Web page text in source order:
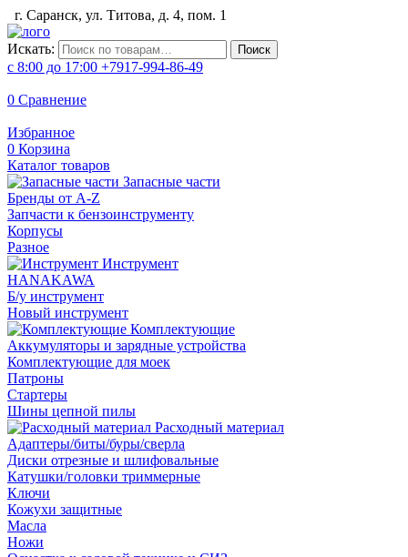
г. Саранск, ул. Титова, д. 4, пом. 1
Искать: Поиск
с 8:00 до 17:00 +7917-994-86-49
0 Сравнение
Избранное
0 Корзина
Каталог товаров
Запасные части
Бренды от A-Z
Запчасти к бензоинструменту
Корпусы
Разное
Инструмент
HANAKAWA
Б/у инструмент
Новый инструмент
Комплектующие
Аккумуляторы и зарядные устройства
Комплектующие для моек
Патроны
Стартеры
Шины цепной пилы
Расходный материал
Адаптеры/биты/буры/сверла
Диски отрезные и шлифовальные
Катушки/головки триммерные
Ключи
Кожухи защитные
Масла
Ножи